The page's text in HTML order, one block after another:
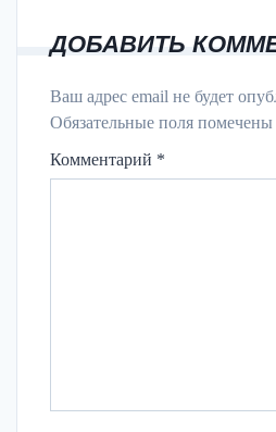
ДОБАВИТЬ
Ваш адрес email не будет
Обязательные поля помечены
Комментарий *